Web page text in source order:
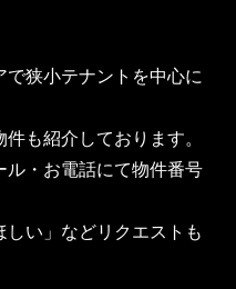
狭小テナントを中心に
も紹介しております。
・お電話にて物件番号
い」などリクエストも